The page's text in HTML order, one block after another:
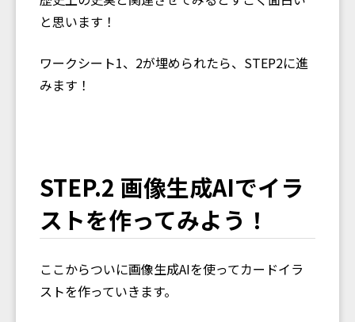
と思います！
ワークシート1、2が埋められたら、STEP2に進
みます！
STEP.2 画像生成AIでイラ
ストを作ってみよう！
ここからついに画像生成AIを使ってカードイラ
ストを作っていきます。